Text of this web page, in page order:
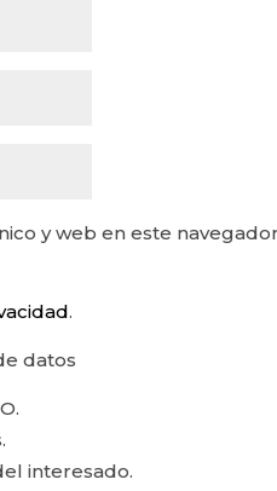
y web en este
.
datos
interesado.